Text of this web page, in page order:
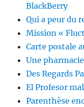
BlackBerry
Qui a peur du
Mission «
Carte postale
Une
Des Regards
El Profesor
Parenthèse